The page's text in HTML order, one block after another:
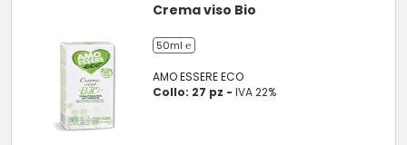
Crema viso Bio
50ml ℮
AMO ESSERE ECO
Collo: 27 pz -IVA 22%